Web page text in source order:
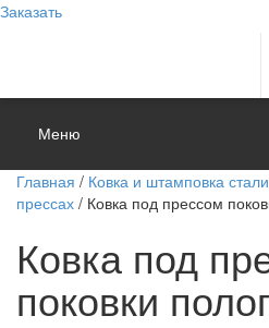
Заказать
Меню
Главная / Ковка и штамповка стали
прессах / Ковка под прессом
Ковка под
поковки